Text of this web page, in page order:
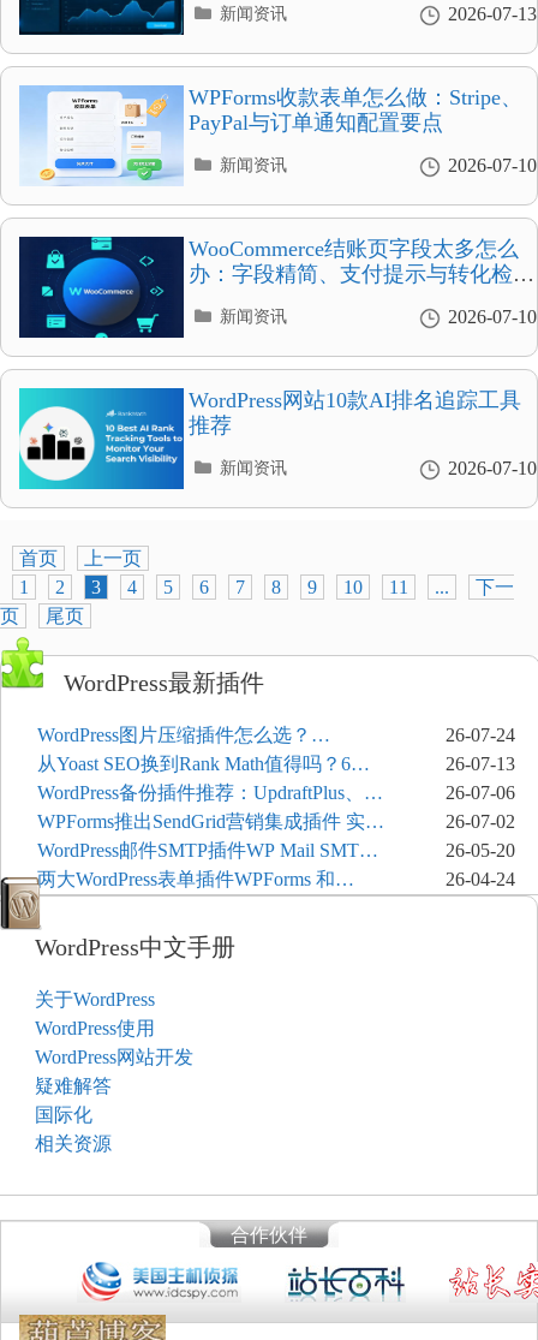
2026-07-13
分
录
新闻资讯
WPForms收款表单怎么做：Stripe、
PayPal与订单通知配置要点
2026-07-10
分
录
新闻资讯
WooCommerce结账页字段太多怎么
办：字段精简、支付提示与转化检查
2026-07-10
分
录
新闻资讯
WordPress网站10款AI排名追踪工具
推荐
2026-07-10
分
新闻资讯
首页
上一页
1
2 3 4 5 6 7 8 9 10 11 ...
下一
页
尾页
WordPress最新插件
WordPress图片压缩插件怎么选？
ShortPixel、Imagify、Smush和EWWW全
面对比
26-07-24
从Yoast SEO换到Rank Math值得吗？6个
功能与切换前检查清单
26-07-13
WordPress备份插件推荐：UpdraftPlus、
JetBackup和主机自动备份等方案
26-07-06
WPForms推出SendGrid营销集成插件 实现
表单联系人自动同步
26-07-02
WordPress邮件SMTP插件WP Mail SMTP
和FluentSMT对比评测
26-05-20
两大WordPress表单插件WPForms 和
Contact Form 7哪个好
26-04-24
WordPress中文手册
关于WordPress
WordPress使用
WordPress网站开发
疑难解答
国际化
相关资源
合作伙伴